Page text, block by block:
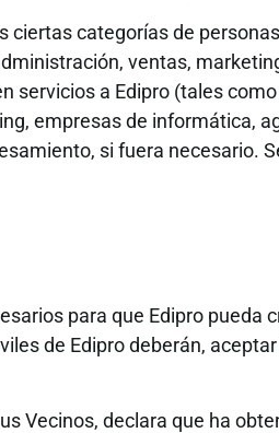
ciertas categorías de
ventas,
servicios a Edipro (tales
empresas de informática,
si fuera necesario.
para que Edipro pueda
de Edipro deberán,
Vecinos, declara que ha